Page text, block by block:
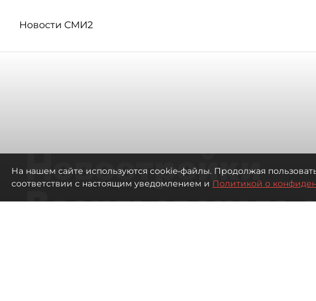
Новости СМИ2
Новостройки
Васильевского
На нашем сайте используются cookie-файлы. Продолжая
соответствии с настоящим уведомлением и Политикой о